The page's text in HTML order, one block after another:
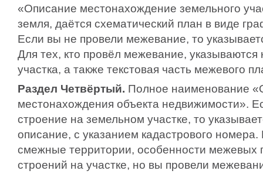
«Описание местонахождение земельного
земля, даётся схематический план в виде
Если вы не провели межевание, то
Для тех, кто провёл межевание, указываются
участка, а также текстовая часть межевого
Раздел Четвёртый. Полное наименование
местонахождения объекта недвижимости».
строение на земельном участке, то
описание, с указанием кадастрового
смежные территории, особенности межевых
строений на участке, но вы провели